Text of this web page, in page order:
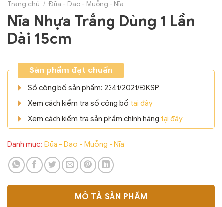
Trang chủ / Đũa - Dao - Muỗng - Nĩa
Nĩa Nhựa Trắng Dùng 1 Lần
Dài 15cm
Sản phẩm đạt chuẩn
Số công bố sản phẩm: 2341/2021/ĐKSP
Xem cách kiểm tra số công bố tại đây
Xem cách kiểm tra sản phẩm chính hãng tại đây
Danh mục: Đũa - Dao - Muỗng - Nĩa
MÔ TẢ SẢN PHẨM